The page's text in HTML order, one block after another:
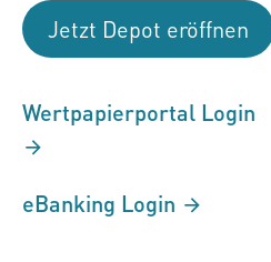
Jetzt Depot eröffnen
Wertpapierportal Login
eBanking Login